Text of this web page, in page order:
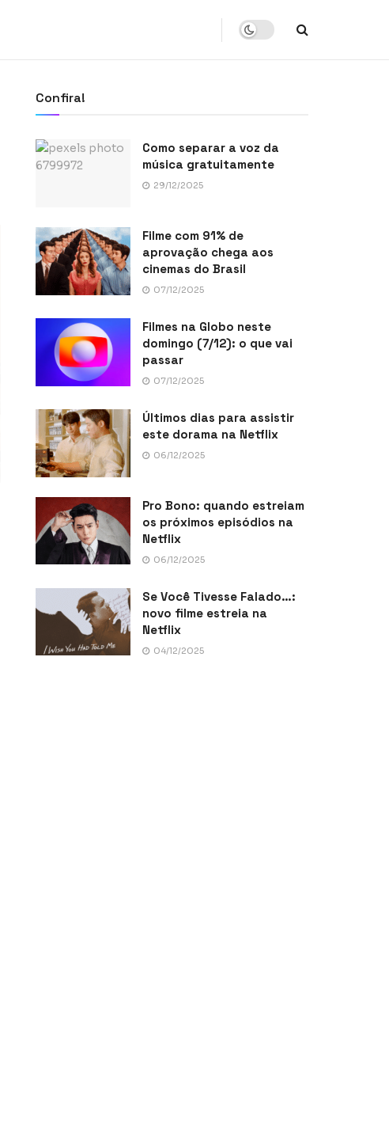
Confira!
Como separar a voz da
música gratuitamente
29/12/2025
Filme com 91% de
aprovação chega aos
cinemas do Brasil
07/12/2025
Filmes na Globo neste
domingo (7/12): o que vai
passar
07/12/2025
Últimos dias para assistir
este dorama na Netflix
06/12/2025
Pro Bono: quando estreiam
os próximos episódios na
Netflix
06/12/2025
Se Você Tivesse Falado…:
novo filme estreia na
Netflix
04/12/2025